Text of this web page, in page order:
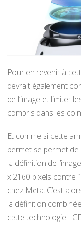
Pour en revenir à
devrait également
de l’image et limiter
compris dans les
Et comme si cette
permet se permet
la définition de
x 2160 pixels contre
chez Meta. C’est
la définition
cette technologie